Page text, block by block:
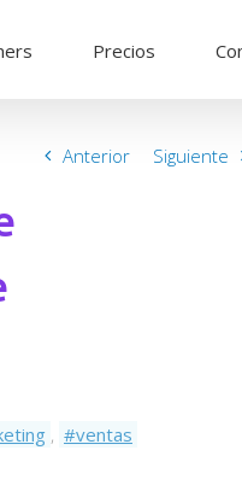
Precios
Anterior Siguiente
, ventas